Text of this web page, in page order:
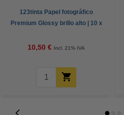
123tinta Papel fotográfico
Premium Glossy brillo alto | 10 x
10,50 € Incl. 21% IVA